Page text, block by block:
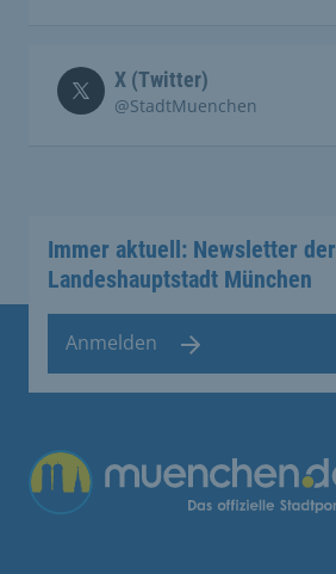
X (Twitter)
@StadtMuenchen
Immer aktuell: Newsletter der
Landeshauptstadt München
Anmelden
Übergreifende Links